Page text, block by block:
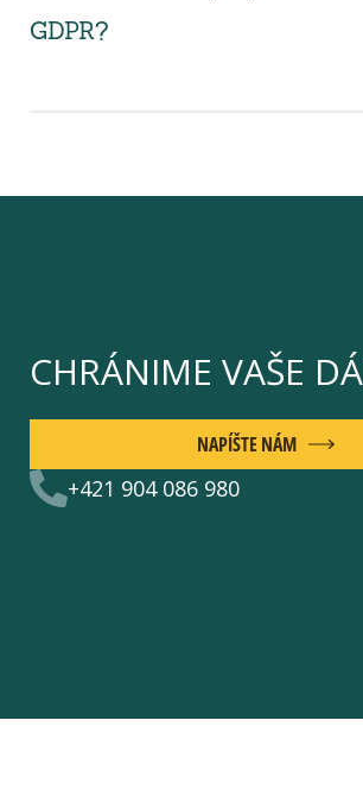
GDPR?
CHRÁNIME VAŠE
+421 904 086 980
NAPÍŠTE NÁM